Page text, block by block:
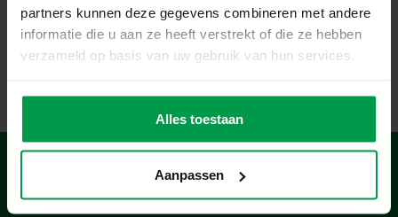
partners kunnen deze gegevens combineren met andere
informatie die u aan ze heeft verstrekt of die ze hebben
verzameld op basis van uw gebruik van hun services.
Alles toestaan
Aanpassen